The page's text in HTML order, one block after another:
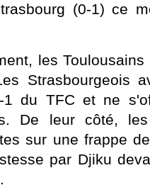
(0-1) ce
les
Strasbourgeois
du TFC et ne
De leur côté,
sur une frappe
par Djiku